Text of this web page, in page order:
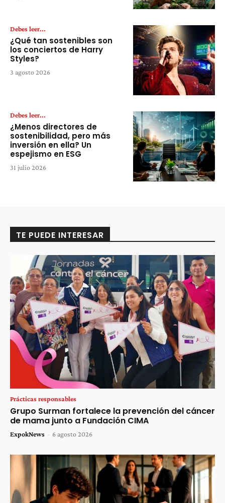
Debes leer...
¿Qué tan sostenibles son
los conciertos de Harry
Styles?
3 agosto 2026
Debes leer...
¿Menos directores de
sostenibilidad, pero más
inversión en ella? Un
espejismo en ESG
31 julio 2026
TE PUEDE INTERESAR
Prácticas responsables
Grupo Surman fortalece la prevención del cáncer
de mama junto a Fundación CIMA
ExpokNews - 6 agosto 2026